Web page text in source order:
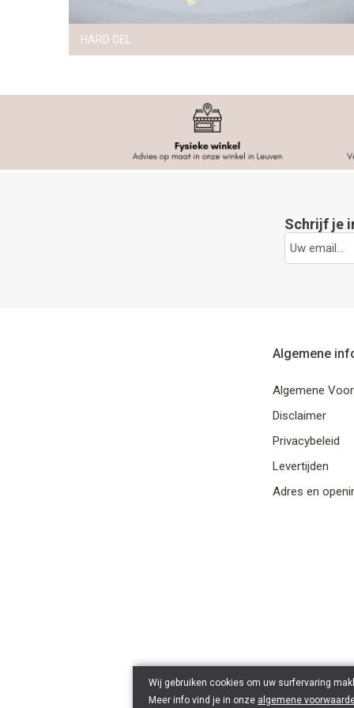
HARD GEL
Schrijf je
Algemene
Algemene
Disclaimer
Privacybeleid
Levertijden
Adres en
Wij gebruiken cookies om uw surfervaring
Meer info vind je in onze algemene